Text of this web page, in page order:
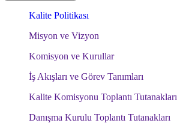
Kalite Politikası
Misyon ve Vizyon
Komisyon ve Kurullar
İş Akışları ve Görev Tanımları
Kalite Komisyonu Toplantı Tutanakları
Danışma Kurulu Toplantı Tutanakları